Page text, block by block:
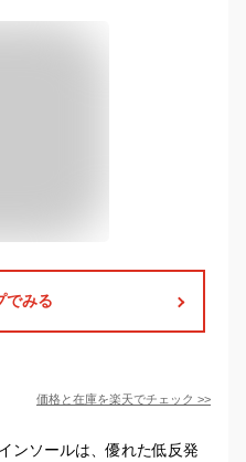
でみる
価格と在庫を楽天でチェック >>
ンソールは、優れた低反発